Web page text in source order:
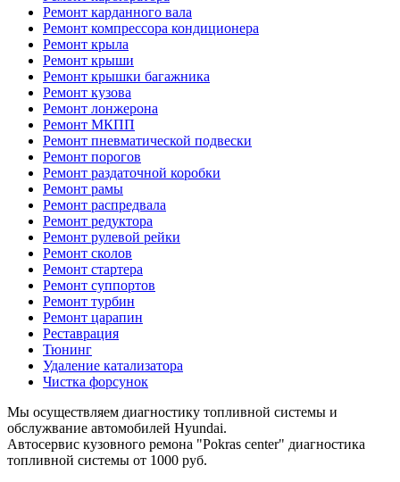
Ремонт карданного вала
Ремонт компрессора кондиционера
Ремонт крыла
Ремонт крыши
Ремонт крышки багажника
Ремонт кузова
Ремонт лонжерона
Ремонт МКПП
Ремонт пневматической подвески
Ремонт порогов
Ремонт раздаточной коробки
Ремонт рамы
Ремонт распредвала
Ремонт редуктора
Ремонт рулевой рейки
Ремонт сколов
Ремонт стартера
Ремонт суппортов
Ремонт турбин
Ремонт царапин
Реставрация
Тюнинг
Удаление катализатора
Чистка форсунок
Мы осуществляем диагностику топливной системы и
обслужвание автомобилей Hyundai.
Автосервис кузовного ремона "Pokras center" диагностика
топливной системы от 1000 руб.